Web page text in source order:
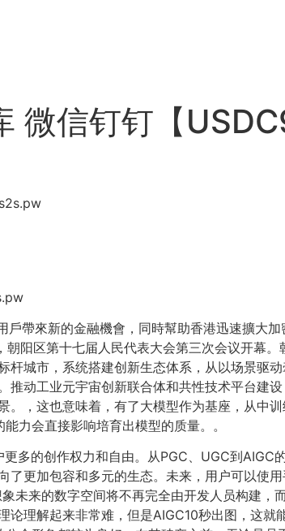
微信钉钉【
帶來新的金融機會，同時幫助香港迅速擴大
阳区第十七届人民代表大会第三次会议开幕
城市，系统搭建创新生态体系，从以场景驱
动工业元宇宙创新联合体和共性技术平台建
，这也意味着，有了大模型作为基座，从中
力会直接影响培育出模型的质量。。
多的创作权力和自由。从PGC、UGC到AIGC
更加包容和多元的生态。未来，用户可以使
未来的数字空间将不再完全由开发人员构建，
理解起来非常难，但是AIGC10秒出图，这就